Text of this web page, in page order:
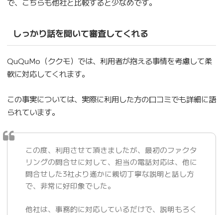
しっかり話を聞いて審査してくれる
QuQuMo（ククモ）では、利用者が抱える事情を考慮して柔
軟に対応してくれます。
この事実については、実際に利用した方の口コミでも詳細に語
られています。
この度、利用させて頂きましたが、最初のファクタ
リングの問合せに対して、担当の電話対応は、他に
問合せした3社より遙かに親切丁寧な説明と話し方
で、非常に好印象でした。
他社は、事務的に対応しているだけで、説明もろく